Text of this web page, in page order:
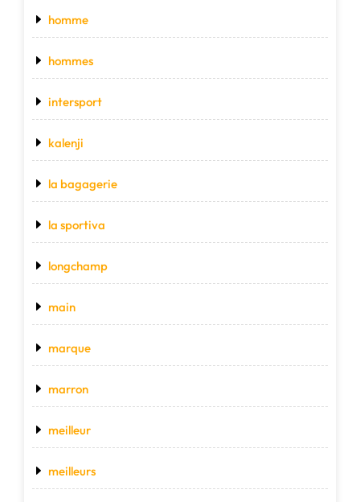
homme
hommes
intersport
kalenji
la bagagerie
la sportiva
longchamp
main
marque
marron
meilleur
meilleurs